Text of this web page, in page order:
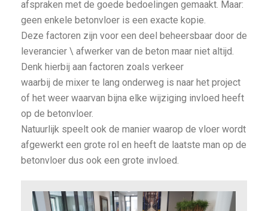
afspraken met de goede bedoelingen gemaakt. Maar:
geen enkele betonvloer is een exacte kopie.
Deze factoren zijn voor een deel beheersbaar door de
leverancier \ afwerker van de beton maar niet altijd.
Denk hierbij aan factoren zoals verkeer
waarbij de mixer te lang onderweg is naar het project
of het weer waarvan bijna elke wijziging invloed heeft
op de betonvloer.
Natuurlijk speelt ook de manier waarop de vloer wordt
afgewerkt een grote rol en heeft de laatste man op de
betonvloer dus ook een grote invloed.